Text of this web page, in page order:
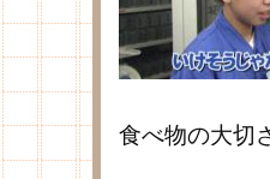
食べ物の大切